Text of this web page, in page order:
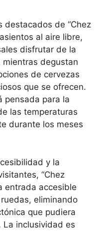
destacados de “Chez
al aire libre,
disfrutar de la
degustan
de cervezas
que se ofrecen.
pensada para la
las temperaturas
durante los meses
y la
“Chez
entrada accesible
eliminando
que pudiera
La inclusividad es